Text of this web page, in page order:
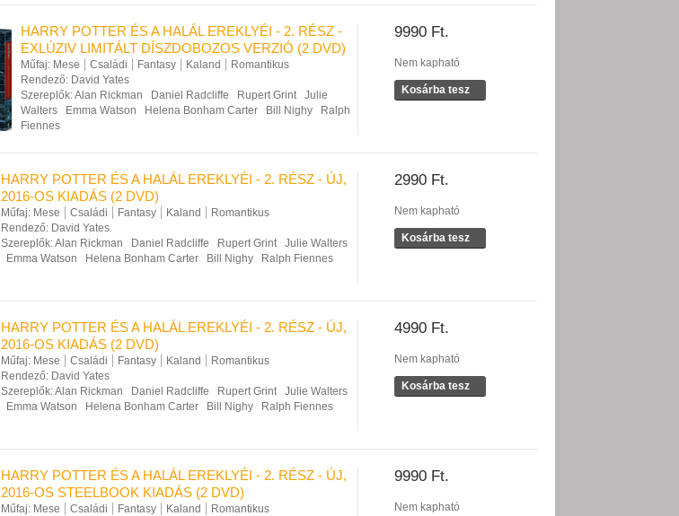
9990 Ft.
Nem kapható
Kosárba tesz
HARRY POTTER ÉS A HALÁL EREKLYÉI - 2. RÉSZ -
EXLÚZIV LIMITÁLT DÍSZDOBOZOS VERZIÓ (2 DVD)
Műfaj: Mese Családi Fantasy Kaland
Romantikus
Rendező: David Yates
Szereplők:Alan Rickman Daniel Radcliffe Rupert Grint
Julie
Walters
Emma Watson Helena Bonham Carter Bill Nighy
Ralph
Fiennes
2990 Ft.
Nem kapható
Kosárba tesz
HARRY POTTER ÉS A HALÁL EREKLYÉI - 2. RÉSZ - ÚJ,
2016-OS KIADÁS (2 DVD)
Műfaj: Mese Családi Fantasy Kaland
Romantikus
Rendező: David Yates
Szereplők:Alan Rickman Daniel Radcliffe Rupert Grint
Julie Walters
Emma Watson
Helena Bonham Carter Bill Nighy Ralph Fiennes
4990 Ft.
Nem kapható
Kosárba tesz
HARRY POTTER ÉS A HALÁL EREKLYÉI - 2. RÉSZ - ÚJ,
2016-OS KIADÁS (2 DVD)
Műfaj: Mese Családi Fantasy Kaland
Romantikus
Rendező: David Yates
Szereplők:Alan Rickman Daniel Radcliffe Rupert Grint
Julie Walters
Emma Watson
Helena Bonham Carter Bill Nighy Ralph Fiennes
9990 Ft.
Nem kapható
HARRY POTTER ÉS A HALÁL EREKLYÉI - 2. RÉSZ - ÚJ,
2016-OS STEELBOOK KIADÁS (2 DVD)
Műfaj: Mese Családi Fantasy Kaland
Romantikus